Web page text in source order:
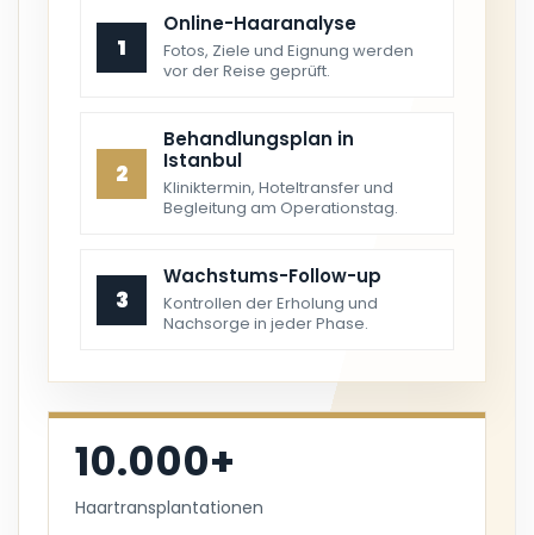
1
Online-Haaranalyse
Fotos, Ziele und Eignung werden
vor der Reise geprüft.
2
Behandlungsplan in
Istanbul
Kliniktermin, Hoteltransfer und
Begleitung am Operationstag.
3
Wachstums-Follow-up
Kontrollen der Erholung und
Nachsorge in jeder Phase.
10.000+
Haartransplantationen